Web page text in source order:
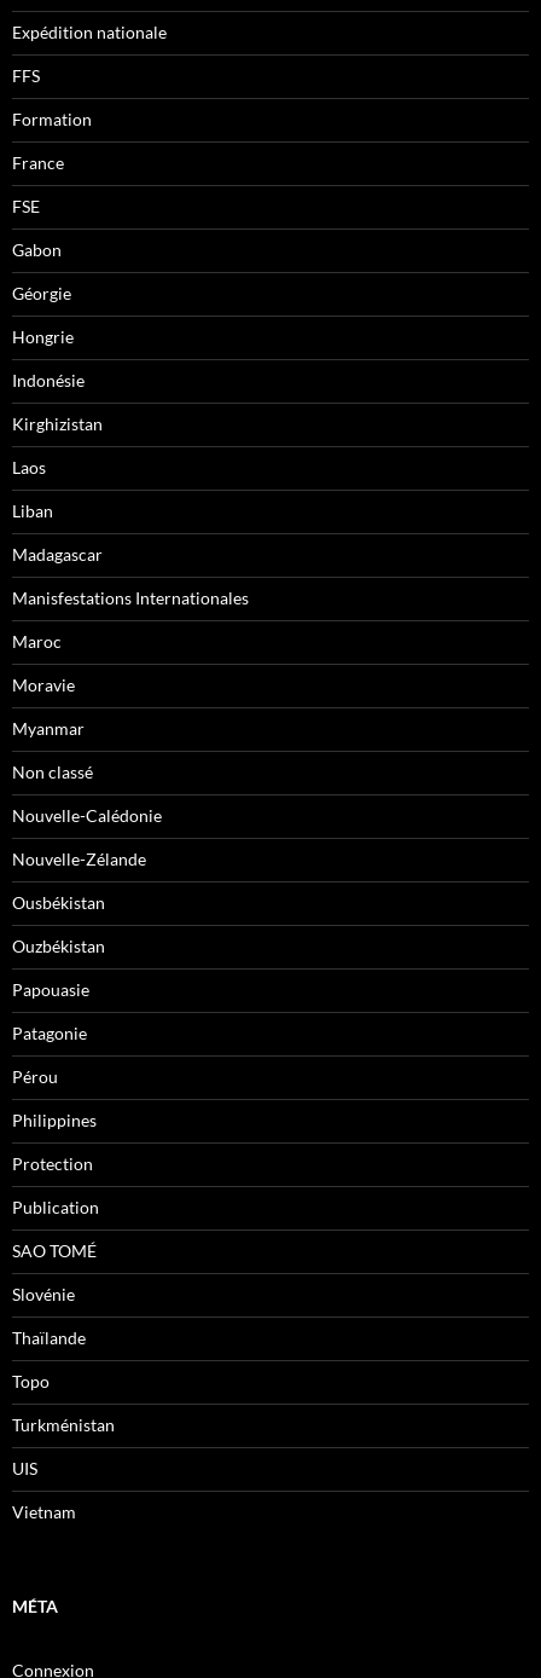
Expédition nationale
FFS
Formation
France
FSE
Gabon
Géorgie
Hongrie
Indonésie
Kirghizistan
Laos
Liban
Madagascar
Manisfestations Internationales
Maroc
Moravie
Myanmar
Non classé
Nouvelle-Calédonie
Nouvelle-Zélande
Ousbékistan
Ouzbékistan
Papouasie
Patagonie
Pérou
Philippines
Protection
Publication
SAO TOMÉ
Slovénie
Thaïlande
Topo
Turkménistan
UIS
Vietnam
MÉTA
Connexion